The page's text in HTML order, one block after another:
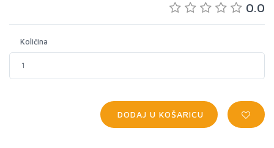
0.0
Količina
DODAJ U KOŠARICU